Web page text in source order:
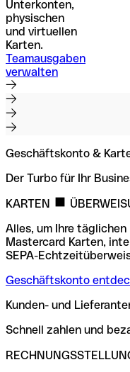
Unterkonten,
physischen
und virtuellen
Karten.
Teamausgaben
verwalten
Geschäftskonto &
Der Turbo für Ihr
KARTEN
Alles, um Ihre
Mastercard Karten,
SEPA-
Geschäftskonto
Kunden- und
Schnell zahlen und